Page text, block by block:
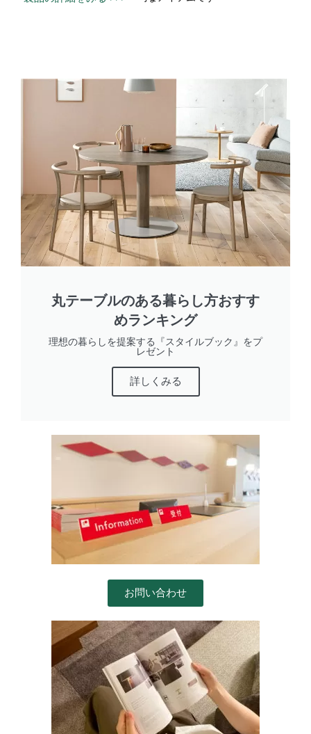
丸テーブルのある暮らし方おすす
めランキング
理想の暮らしを提案する『スタイルブック』をプ
レゼント
詳しくみる
お問い合わせ